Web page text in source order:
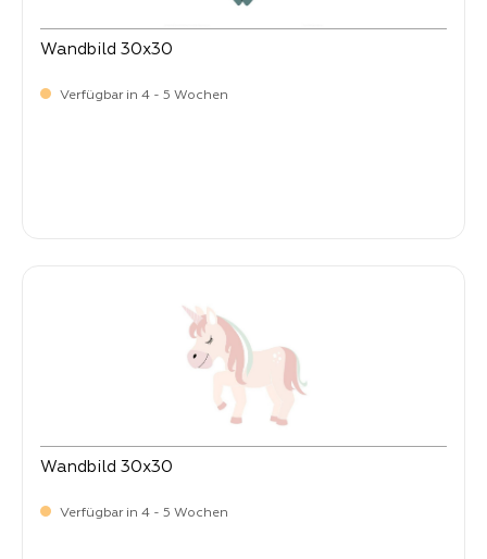
Wandbild 30x30
Verfügbar in 4 - 5 Wochen
Wandbild 30x30
Verfügbar in 4 - 5 Wochen